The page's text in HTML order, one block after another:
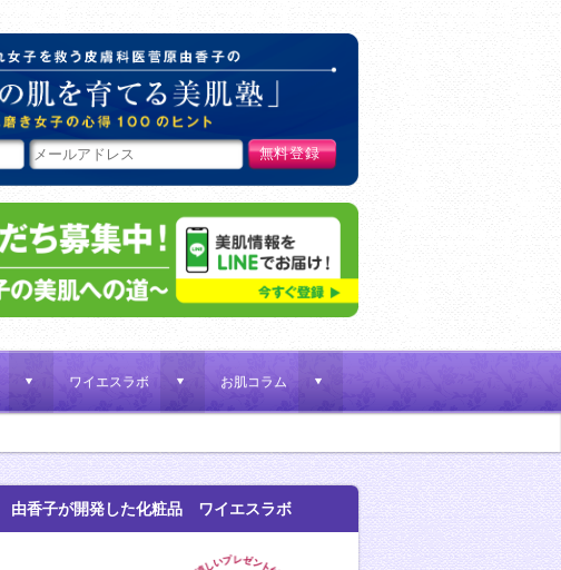
肌荒れ女子を救う皮膚科医菅
d ワイエスラボ d お肌コラム d
由香子が開発した化粧品 ワイエスラボ